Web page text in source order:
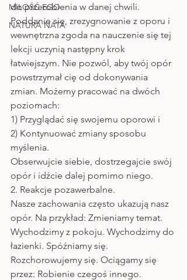
MIŁOŚĆ EGO
NATURA NATA
do przerobienia w danej chwili.
Poddanie się, zrezygnowanie z oporu i
wewnętrzna zgoda na nauczenie się tej
lekcji uczynią następny krok
łatwiejszym. Nie pozwól, aby twój opór
powstrzymał cię od dokonywania
zmian. Możemy pracować na dwóch
poziomach:
1) Przyglądać się swojemu oporowi i
2) Kontynuować zmiany sposobu
myślenia.
Obserwujcie siebie, dostrzegajcie swój
opór i idźcie dalej pomimo niego.
2. Reakcje pozawerbalne.
Nasze zachowania często ukazują nasz
opór. Na przykład: Zmieniamy temat.
Wychodzimy z pokoju. Wychodzimy do
łazienki. Spóźniamy się.
Rozchorowujemy się. Ociągamy się
przez: Robienie czegoś innego.